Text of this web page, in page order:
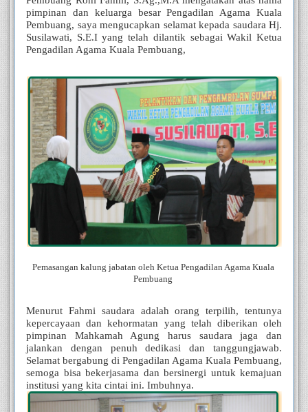
pimpinan dan keluarga besar Pengadilan Agama Kuala
Pembuang, saya mengucapkan selamat kepada saudara Hj.
Susilawati, S.E.I yang telah dilantik sebagai Wakil Ketua
Pengadilan Agama Kuala Pembuang,
Pemasangan kalung jabatan oleh Ketua Pengadilan Agama Kuala
Pembuang
Menurut Fahmi saudara adalah orang terpilih, tentunya
kepercayaan dan kehormatan yang telah diberikan oleh
pimpinan Mahkamah Agung harus saudara jaga dan
jalankan dengan penuh dedikasi dan tanggungjawab.
Selamat bergabung di Pengadilan Agama Kuala Pembuang,
semoga bisa bekerjasama dan bersinergi untuk kemajuan
institusi yang kita cintai ini. Imbuhnya.